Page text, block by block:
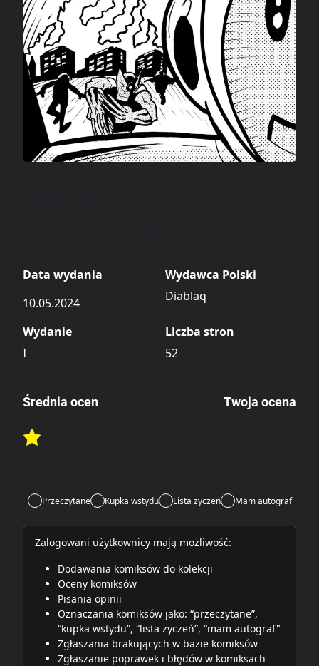
Data wydania
10.05.2024
Wydawca Polski
Diablaq
Wydanie
I
Liczba stron
52
Średnia ocen
Rate this item:
Twoja ocena
Przeczytane Kupka wstydu Lista życzeń Mam autograf
Zalogowani użytkownicy mają możliwość:
Dodawania komiksów do kolekcji
Oceny komiksów
Pisania opinii
Oznaczania komiksów jako: “przeczytane”,
“kupka wstydu”, “lista życzeń”, “mam autograf"
Zgłaszania brakujących w bazie komiksów
Zgłaszanie poprawek i błędów w komiksach